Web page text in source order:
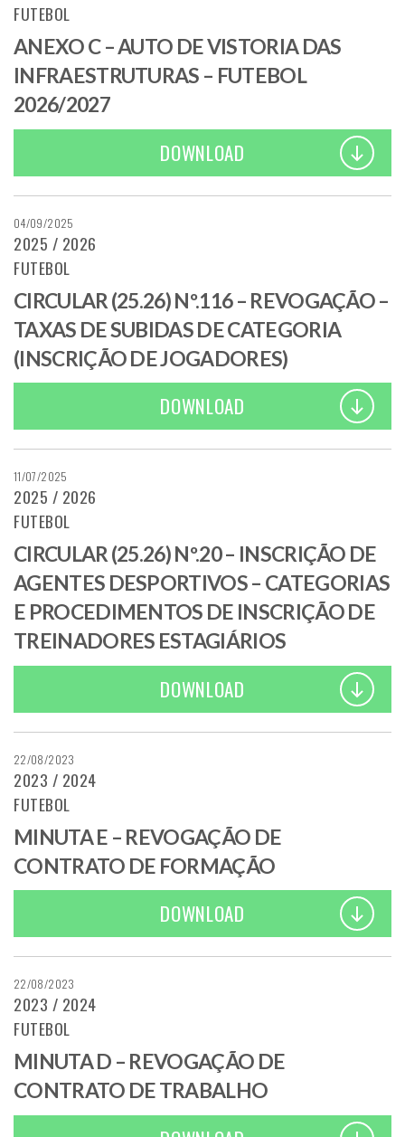
FUTEBOL
ANEXO C – AUTO DE VISTORIA DAS
INFRAESTRUTURAS – FUTEBOL
2026/2027
DOWNLOAD
04/09/2025
2025 / 2026
FUTEBOL
CIRCULAR (25.26) Nº.116 – REVOGAÇÃO –
TAXAS DE SUBIDAS DE CATEGORIA
(INSCRIÇÃO DE JOGADORES)
DOWNLOAD
11/07/2025
2025 / 2026
FUTEBOL
CIRCULAR (25.26) Nº.20 – INSCRIÇÃO DE
AGENTES DESPORTIVOS – CATEGORIAS
E PROCEDIMENTOS DE INSCRIÇÃO DE
TREINADORES ESTAGIÁRIOS
DOWNLOAD
22/08/2023
2023 / 2024
FUTEBOL
MINUTA E – REVOGAÇÃO DE
CONTRATO DE FORMAÇÃO
DOWNLOAD
22/08/2023
2023 / 2024
FUTEBOL
MINUTA D – REVOGAÇÃO DE
CONTRATO DE TRABALHO